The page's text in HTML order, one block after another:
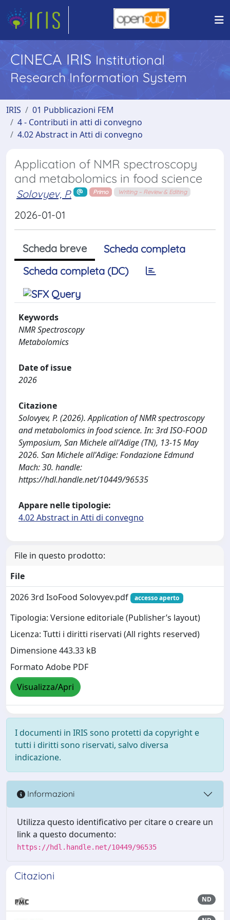
CINECA IRIS Institutional
Research Information System
IRIS
01 Pubblicazioni FEM
4 - Contributi in atti di convegno
4.02 Abstract in Atti di convegno
Application of NMR spectroscopy
and metabolomics in food science
Solovyev, P. Primo Writing – Review & Editing
2026-01-01
Scheda breve
Scheda completa
Scheda completa (DC)
Keywords
NMR Spectroscopy
Metabolomics
Date of issue
2026
Citazione
Solovyev, P. (2026). Application of NMR spectroscopy
and metabolomics in food science. In: 3rd ISO-FOOD
Symposium, San Michele all'Adige (TN), 13-15 May
2026. San Michele all'Adige: Fondazione Edmund
Mach: 30. handle:
https://hdl.handle.net/10449/96535
Appare nelle tipologie:
4.02 Abstract in Atti di convegno
File in questo prodotto:
File
2026 3rd IsoFood Solovyev.pdf
accesso aperto
Tipologia: Versione editoriale (Publisher’s layout)
Licenza: Tutti i diritti riservati (All rights reserved)
Dimensione 443.33 kB
Formato Adobe PDF
Visualizza/Apri
I documenti in IRIS sono protetti da copyright e
tutti i diritti sono riservati, salvo diversa
indicazione.
Informazioni
Utilizza questo identificativo per citare o creare un
link a questo documento:
https://hdl.handle.net/10449/96535
Citazioni
ND